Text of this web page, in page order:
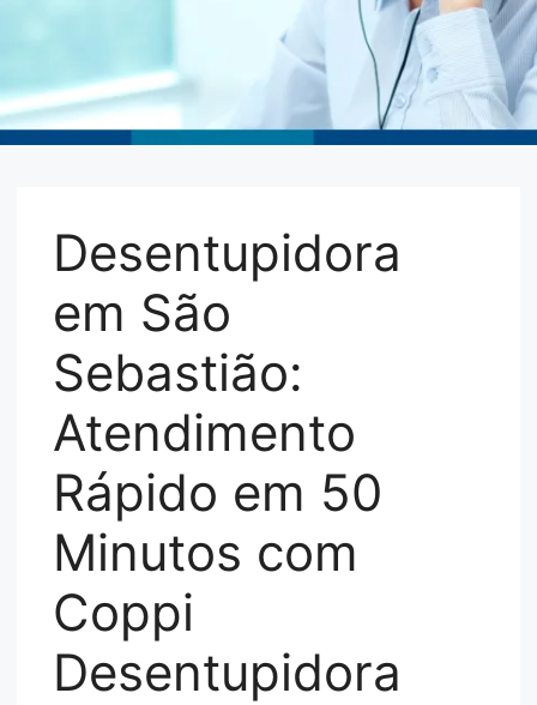
Desentupidora
em São
Sebastião:
Atendimento
Rápido em 50
Minutos com
Coppi
Desentupidora